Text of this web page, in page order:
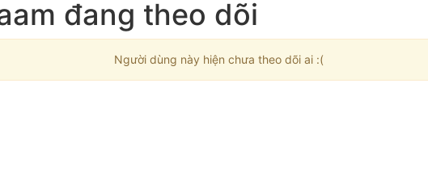
đang theo dõi
Người dùng này hiện chưa theo dõi ai :(